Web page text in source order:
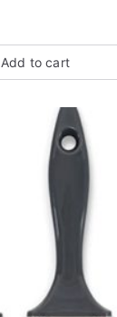
Add to cart